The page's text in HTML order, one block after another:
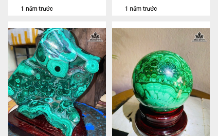
1 năm trước 1 năm trước